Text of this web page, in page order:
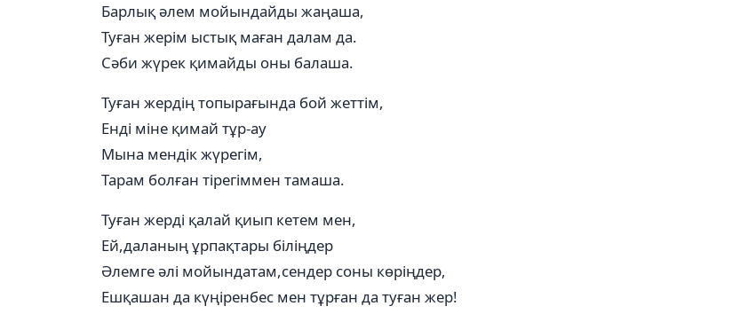
Барлық әлем мойындайды жаңаша,
Туған жерім ыстық маған далам да.
Сәби жүрек қимайды оны балаша.
Туған жердің топырағында бой жеттім,
Енді міне қимай тұр-ау
Мына мендік жүрегім,
Тарам болған тірегіммен тамаша.
Туған жерді қалай қиып кетем мен,
Ей,даланың ұрпақтары біліңдер
Әлемге әлі мойындатам,сендер соны көріңдер,
Ешқашан да күңіренбес мен тұрған да туған жер!